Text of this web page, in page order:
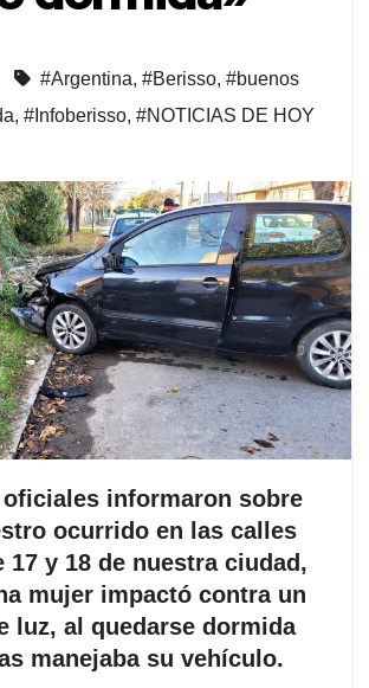
#Argentina, #Berisso, #buenos
, #Infoberisso, #NOTICIAS DE HOY
oficiales informaron sobre
ocurrido en las calles
17 y 18 de nuestra ciudad,
mujer impactó contra un
luz, al quedarse dormida
manejaba su vehículo.